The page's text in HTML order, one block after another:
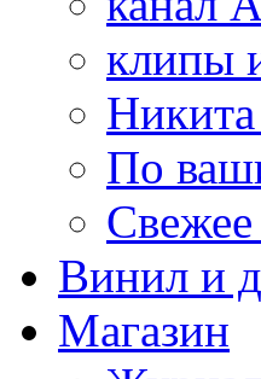
клипы
По
Винил и
Магазин